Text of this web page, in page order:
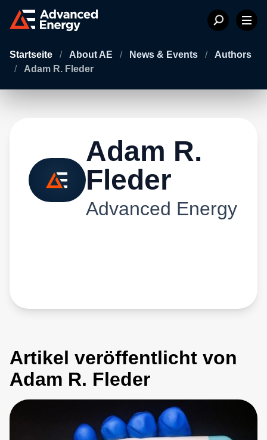
Startseite / About AE / News & Events /
Authors
/
Adam R. Fleder
Adam R.
Fleder
Advanced Energy
Artikel veröffentlicht von
Adam R. Fleder